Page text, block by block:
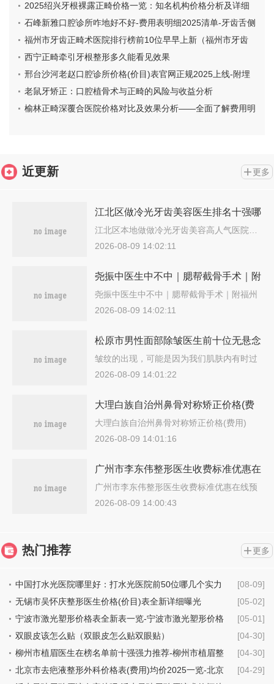
2025绍兴牙根裸露正畸价格一览：知名机构价格分析及详细
介绍
石峰新雅口腔诊所咋地好不好-费用表明细2025清单-牙齿舌侧
隐形正畸案例
福州市牙齿正畸术医院排行榜前10位早早上新（福州市牙齿
正畸术口腔医院实力不俗_看口碑点评）
西宁正畸牵引牙根整形多久能看见效果
邢台沙河老赵口腔诊所价格(价目)表官网正规2025上线-附埋
伏牙正畸案例
老鼠牙矫正：口腔植骨术与正畸的风险与收益分析
榆林正畸深覆合医院价格对比及效果分析——全面了解费用明
近更新 更多
江北区做冷光牙齿美容医生排名十强哪
个医生好-江北区做冷光牙齿美容口腔
医生
江北区本地做做冷光牙齿美容高人气医院…
2026-08-09 14:02:11
尧振中医生中不中｜腮帮截骨手术｜附
福州台江艾尚美医疗美容门诊部价位表
尧振中医生中不中｜腮帮截骨手术｜附福州
台…
2026-08-09 14:02:11
松原市男性面部除皱医生前十位无悬念
上榜-松原市男性面部除皱医生
皱纹的出现，可能是因为我们肌肤内有时过
多…
2026-08-09 14:01:22
大理白族自治州鼻骨对称矫正价格(费
用)清单2025热门项目出炉-大理白族自
治州鼻骨对称矫正价格行情
大理白族自治州鼻骨对称矫正价格(费用)
清…
2026-08-09 14:01:16
广州市李东伟整形医生收费标准优惠在
线预览
广州市李东伟整形医生收费标准优惠在线预
览…
2026-08-09 14:00:43
热门推荐 更多
[08-09]
中国打水光医院哪里好：打水光医院前50位哪几个实力
强
[05-02]
无锡市吴怀庆整形医生价格(价目)表全新详细曝光
[05-01]
宁波市激光塑形价格表全新表一览-宁波市激光塑形价格
行情
[04-30]
双眼皮该怎么贴（双眼皮怎么贴双眼贴）
[04-30]
柳州市植眉医生在榜名单前十强强力推荐-柳州市植眉整
形医生
[04-29]
北京市去疤液整形外科价格表(费用)均价2025一览-北京